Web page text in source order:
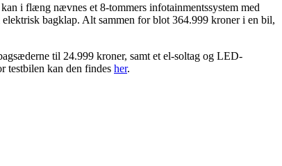
i flæng nævnes et 8-tommers infotainmentssystem med
bagklap. Alt sammen for blot 364.999 kroner i en bil,
til 24.999 kroner, samt et el-soltag og LED-
testbilen kan den findes her.